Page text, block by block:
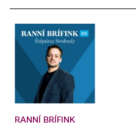
RANNÍ BRÍFINK